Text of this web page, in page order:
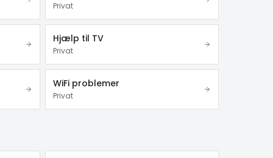
Privat
Hjælp til TV
Privat
WiFi problemer
Privat